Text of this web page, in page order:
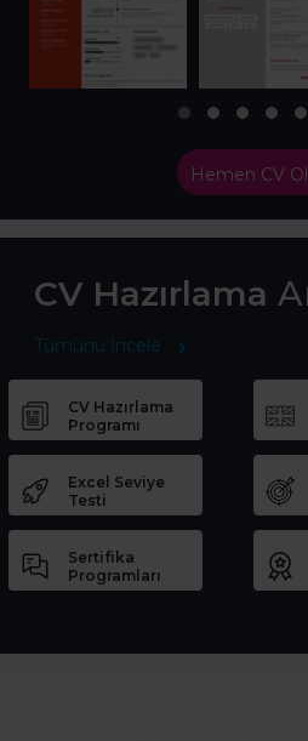
Hemen CV
CV Hazırlama
Tümünü İncele
CV Hazırlama
Programı
Excel Seviye
Testi
Sertifika
Programları